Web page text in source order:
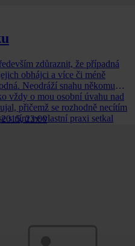
zdůraznit, že případná
obhájci a více či méně
Neodráží snahu někomu
vždy o mou osobní úvahu nad
přičemž se rozhodně necítím
s ním ve vlastní praxi setkal
22:00